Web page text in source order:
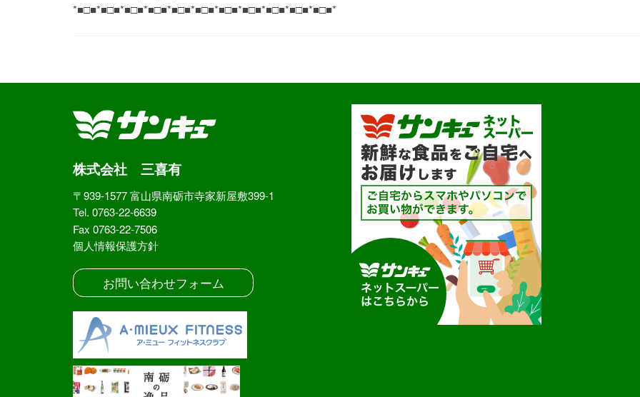
*■□■*■□■*■□■*■□■*■□■*■□■*■□■*■□■*■□■*■□■*■□■*
株式会社 三喜有
〒939-1577 富山県南砺市寺家新屋敷399-1
Tel. 0763-22-6639
Fax 0763-22-7506
個人情報保護方針
お問い合わせフォーム